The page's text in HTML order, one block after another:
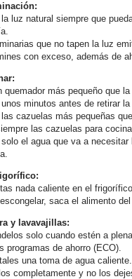
luz natural siempre que
que no tapen la luz
con exceso, además de
quemador más pequeño que
minutos antes de retirar
cazuelas más pequeñas
las cazuelas para
solo el agua que va a
nada caliente en el
saca el alimento
y lavavajillas:
solo cuando estén a
programas de ahorro (ECO).
una toma de agua caliente.
completamente y no los